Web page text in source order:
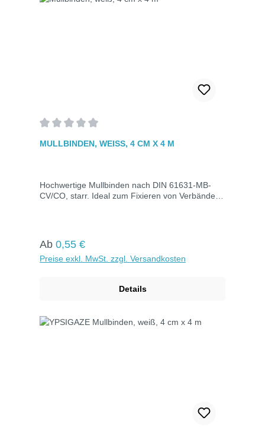
MULLBINDEN, WEISS, 4 CM X 4 M
Hochwertige Mullbinden nach DIN 61631-MB-
CV/CO, starr. Ideal zum Fixieren von Verbänden
Regulärer Preis:
Ab 0,55 €
Preise exkl. MwSt. zzgl. Versandkosten
Details